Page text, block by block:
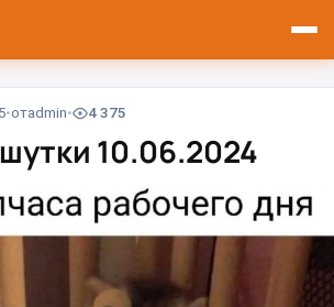
отadmin 4 375
10.06.2024